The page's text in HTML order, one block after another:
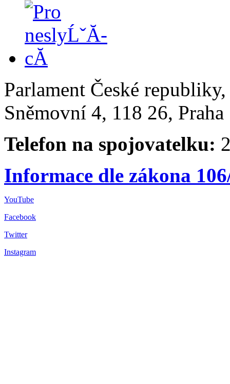
Parlament České
Sněmovní 4, 118 26,
Telefon na spojovatelku:
Informace dle zákona
YouTube
Facebook
Twitter
Instagram